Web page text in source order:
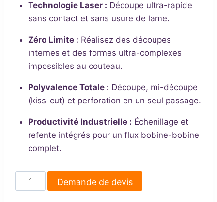
Technologie Laser : Découpe ultra-rapide
sans contact et sans usure de lame.
Zéro Limite : Réalisez des découpes
internes et des formes ultra-complexes
impossibles au couteau.
Polyvalence Totale : Découpe, mi-découpe
(kiss-cut) et perforation en un seul passage.
Productivité Industrielle : Échenillage et
refente intégrés pour un flux bobine-bobine
complet.
quantité
de
Demande de devis